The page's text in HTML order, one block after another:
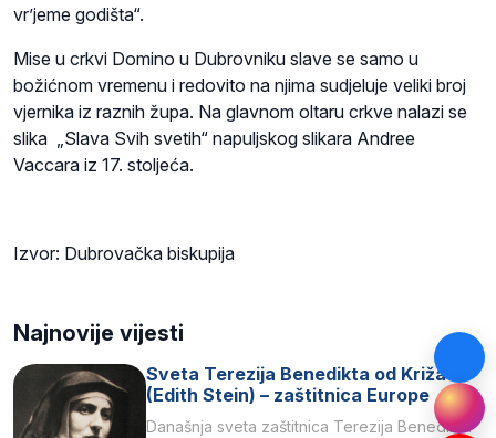
vr’jeme godišta“.
Mise u crkvi Domino u Dubrovniku slave se samo u
božićnom vremenu i redovito na njima sudjeluje veliki broj
vjernika iz raznih župa. Na glavnom oltaru crkve nalazi se
slika „Slava Svih svetih“ napuljskog slikara Andree
Vaccara iz 17. stoljeća.
Izvor: Dubrovačka biskupija
Najnovije vijesti
Sveta Terezija Benedikta od Križa
(Edith Stein) – zaštitnica Europe
Današnja sveta zaštitnica Terezija Benedikta